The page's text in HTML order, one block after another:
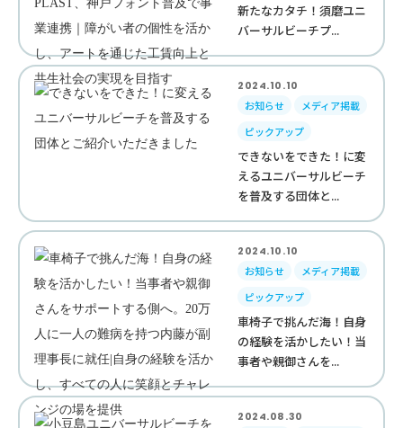
新たなカタチ！須磨ユニ
バーサルビーチプ...
2024.10.10
お知らせ
メディア掲載
ピックアップ
できないをできた！に変
えるユニバーサルビーチ
を普及する団体と...
2024.10.10
お知らせ
メディア掲載
ピックアップ
車椅子で挑んだ海！自身
の経験を活かしたい！当
事者や親御さんを...
2024.08.30